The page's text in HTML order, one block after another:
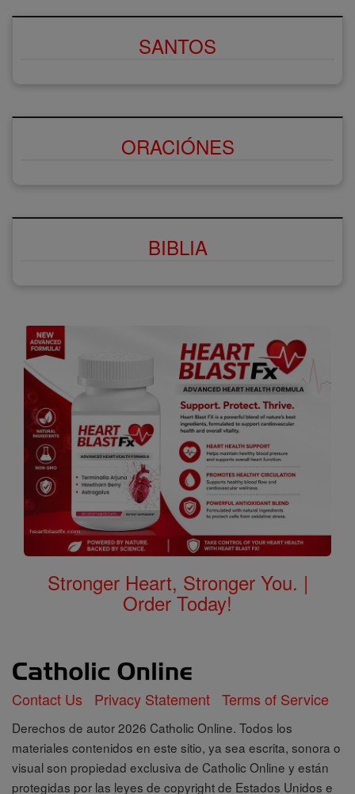
SANTOS
ORACIÓNES
BIBLIA
Stronger Heart, Stronger You. |
Order Today!
Contact Us Privacy Statement Terms of Service
Derechos de autor 2026 Catholic Online. Todos los
materiales contenidos en este sitio, ya sea escrita, sonora o
visual son propiedad exclusiva de Catholic Online y están
protegidas por las leyes de copyright de Estados Unidos e